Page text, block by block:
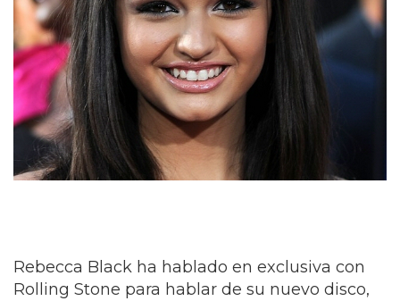
Rebecca Black ha hablado en exclusiva con
Rolling Stone para hablar de su nuevo disco,